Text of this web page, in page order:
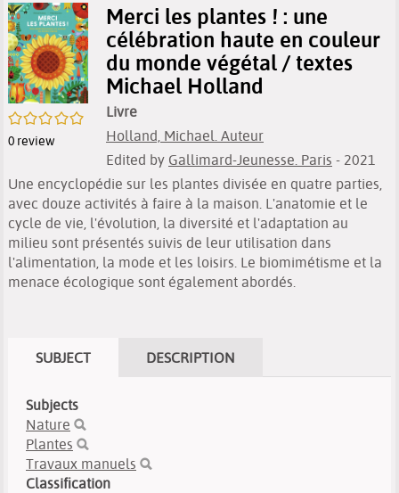
/5
0 review
Merci les plantes ! : une
célébration haute en couleur
du monde végétal / textes
Michael Holland
Livre
Holland, Michael. Auteur
Edited by Gallimard-Jeunesse. Paris - 2021
Une encyclopédie sur les plantes divisée en quatre parties,
avec douze activités à faire à la maison. L'anatomie et le
cycle de vie, l'évolution, la diversité et l'adaptation au
milieu sont présentés suivis de leur utilisation dans
l'alimentation, la mode et les loisirs. Le biomimétisme et la
menace écologique sont également abordés.
SUBJECT DESCRIPTION
Subjects
Nature
Plantes
Travaux manuels
Classification